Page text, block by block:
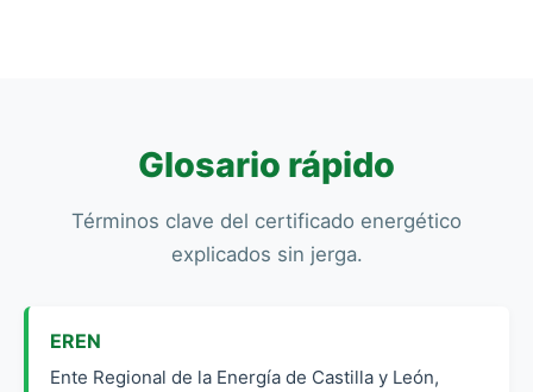
Glosario rápido
Términos clave del certificado energético
explicados sin jerga.
EREN
Ente Regional de la Energía de Castilla y León,